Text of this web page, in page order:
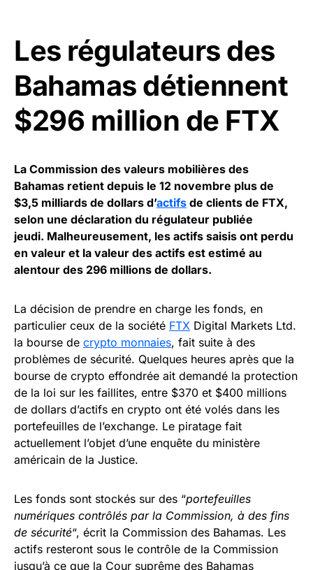
Les régulateurs des
Bahamas détiennent
$296 million de FTX
La Commission des valeurs mobilières des
Bahamas retient depuis le 12 novembre plus de
$3,5 milliards de dollars d’actifs de clients de FTX,
selon une déclaration du régulateur publiée
jeudi. Malheureusement, les actifs saisis ont perdu
en valeur et la valeur des actifs est estimé au
alentour des 296 millions de dollars.
La décision de prendre en charge les fonds, en
particulier ceux de la société FTX Digital Markets Ltd.
la bourse de crypto monnaies, fait suite à des
problèmes de sécurité. Quelques heures après que la
bourse de crypto effondrée ait demandé la protection
de la loi sur les faillites, entre $370 et $400 millions
de dollars d’actifs en crypto ont été volés dans les
portefeuilles de l’exchange. Le piratage fait
actuellement l’objet d’une enquête du ministère
américain de la Justice.
Les fonds sont stockés sur des “portefeuilles
numériques contrôlés par la Commission, à des fins
de sécurité“, écrit la Commission des Bahamas. Les
actifs resteront sous le contrôle de la Commission
jusqu’à ce que la Cour suprême des Bahamas